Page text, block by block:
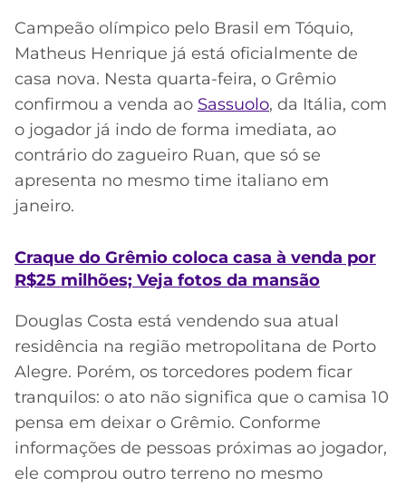
Campeão olímpico pelo Brasil em Tóquio,
Matheus Henrique já está oficialmente de
casa nova. Nesta quarta-feira, o Grêmio
confirmou a venda ao Sassuolo, da Itália, com
o jogador já indo de forma imediata, ao
contrário do zagueiro Ruan, que só se
apresenta no mesmo time italiano em
janeiro.
Craque do Grêmio coloca casa à venda por
R$25 milhões; Veja fotos da mansão
Douglas Costa está vendendo sua atual
residência na região metropolitana de Porto
Alegre. Porém, os torcedores podem ficar
tranquilos: o ato não significa que o camisa 10
pensa em deixar o Grêmio. Conforme
informações de pessoas próximas ao jogador,
ele comprou outro terreno no mesmo